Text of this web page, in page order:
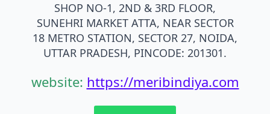
SHOP NO-1, 2ND & 3RD FLOOR,
SUNEHRI MARKET ATTA, NEAR SECTOR
18 METRO STATION, SECTOR 27, NOIDA,
UTTAR PRADESH, PINCODE: 201301.
website: https://meribindiya.com